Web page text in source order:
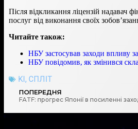
Після відкликання ліцензій надавач
послуг від виконання своїх
Читайте також:
НБУ застосував заходи впливу
НБУ повідомив, як змінився
KI , СПЛІТ
ПОПЕРЕДНЯ